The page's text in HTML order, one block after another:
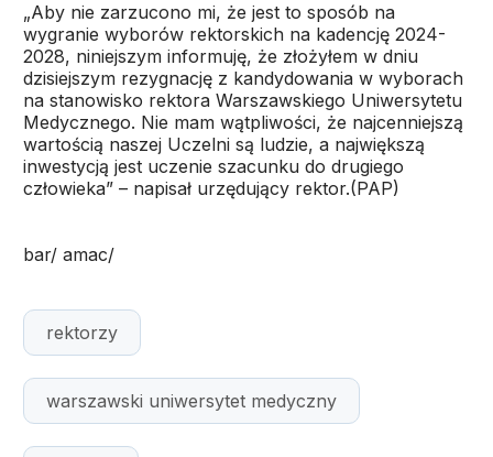
„Aby nie zarzucono mi, że jest to sposób na
wygranie wyborów rektorskich na kadencję 2024-
2028, niniejszym informuję, że złożyłem w dniu
dzisiejszym rezygnację z kandydowania w wyborach
na stanowisko rektora Warszawskiego Uniwersytetu
Medycznego. Nie mam wątpliwości, że najcenniejszą
wartością naszej Uczelni są ludzie, a największą
inwestycją jest uczenie szacunku do drugiego
człowieka” – napisał urzędujący rektor.(PAP)
bar/ amac/
rektorzy
warszawski uniwersytet medyczny